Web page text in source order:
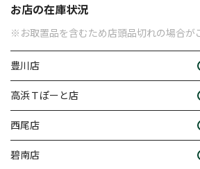
お店の在庫状況
※お取置品を含むため店頭品切れの場合が
豊川店
高浜Ｔぽーと店
西尾店
碧南店